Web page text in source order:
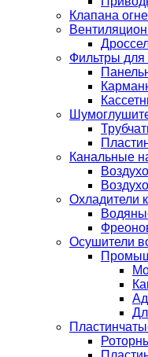
Клапана
Фильтры для
Канальные
Охладители
Осушители